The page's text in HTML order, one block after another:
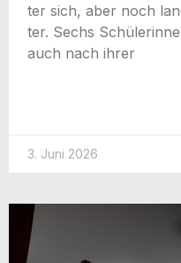
ter sich, aber noch
ter. Sechs
auch nach ihrer
3. Juni 2026